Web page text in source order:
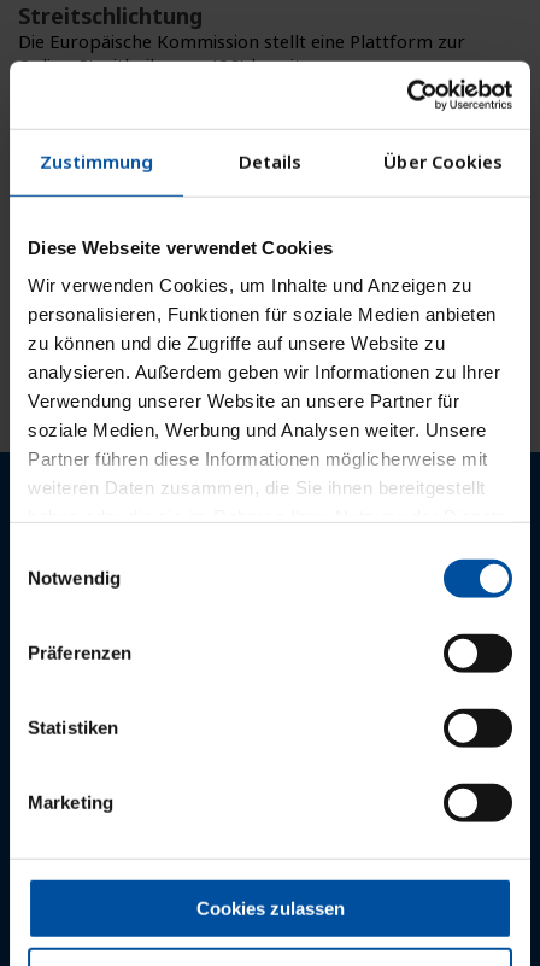
Zustimmung Details Über Cookies
Diese Webseite verwendet Cookies
Wir verwenden Cookies, um Inhalte und Anzeigen zu
personalisieren, Funktionen für soziale Medien anbieten
zu können und die Zugriffe auf unsere Website zu
analysieren. Außerdem geben wir Informationen zu Ihrer
Verwendung unserer Website an unsere Partner für
soziale Medien, Werbung und Analysen weiter. Unsere
Partner führen diese Informationen möglicherweise mit
weiteren Daten zusammen, die Sie ihnen bereitgestellt
Notwendig
Präferenzen
Statistiken
Marketing
Cookies zulassen
Streitschlichtung
Die Europäische Kommission stellt eine Plattform zur
Online-Streitbeilegung (OS) bereit:
Unsere E-Mail-Adresse finden Sie oben im Impressum.
Wir sind nicht bereit oder verpflichtet, an
Offenlegungsbericht
Offenlegung gemäß § 7 Instituts-Vergütungsordnung
Der PVS Südwest Newsletter
Aktuelle Nachrichten zur Praxis der Privatabrechnung.
0621.164 200
kunden(at)pvs-suedwest.de